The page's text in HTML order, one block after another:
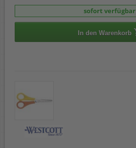
sofort verfügbar
In den Warenkorb